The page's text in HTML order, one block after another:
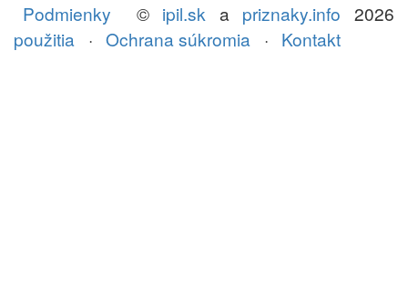
© ipil.sk a priznaky.info 2026
Podmienky
použitia · Ochrana súkromia · Kontakt